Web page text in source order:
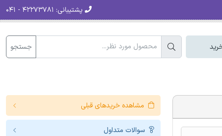
پشتیبانی:
جستجو
مشاهده خریدهای قبلی
سوالات متداول